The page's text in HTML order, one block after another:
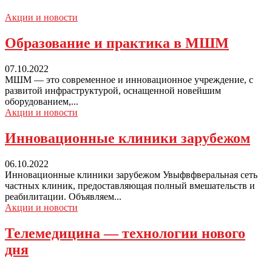
Акции и новости
Образование и практика в МШМ
07.10.2022
МШМ — это современное и инновационное учреждение, с
развитой инфраструктурой, оснащенной новейшим
оборудованием,...
Акции и новости
Инновационные клиники зарубежом
06.10.2022
Инновационные клиники зарубежом Увыфвфверальная сеть
частных клиник, предоставляющая полный вмешательств и
реабилитации. Объявляем...
Акции и новости
Телемедицина — технологии нового
дня